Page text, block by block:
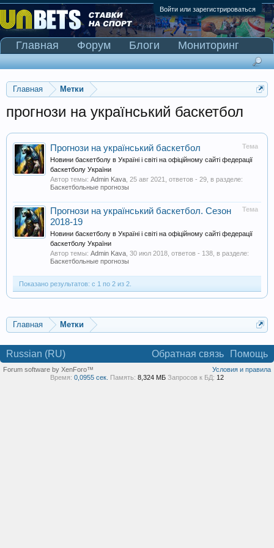
Войти или зарегистрироваться
Главная Метки
прогнози на український баскетбол
Тема
Прогнози на український баскетбол
Новини баскетболу в Україні і світі на офіційному сайті федерації
баскетболу України
Автор темы: Admin Kava 25 авг 2021
, ответов - 29, в разделе:
Баскетбольные прогнозы
Тема
Прогнози на український баскетбол. Сезон
2018-19
Новини баскетболу в Україні і світі на офіційному сайті федерації
баскетболу України
Автор темы: Admin Kava 30 июл 2018 , ответов - 138, в разделе:
Баскетбольные прогнозы
Показано результатов: с 1 по 2 из 2.
Главная Метки
Главная Форум Блоги
Мониторинг
Сканер Pinnacle
Russian (RU) Обратная связь Помощь
Условия и правила
Forum software by XenForo™
Время: 0,0955 сек. Память: 8,324 МБ Запросов к БД: 12